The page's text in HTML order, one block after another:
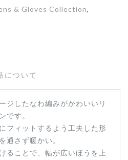
& Gloves Collection,
について
ジしたなわ編みがかわいいリ
です。
フィットするよう工夫した形
通さず暖かい。
ることで、幅が広いほうを上